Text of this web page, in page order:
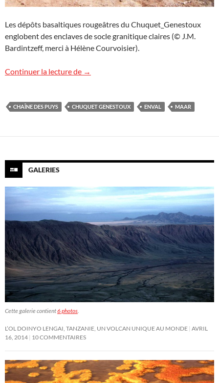
Les dépôts basaltiques rougeâtres du Chuquet_Genestoux
englobent des enclaves de socle granitique claires (© J.M.
Bardintzeff, merci à Hélène Courvoisier).
Continuer la lecture de Maar d’Enval et Chuquet Genestoux
→
CHAÎNE DES PUYS CHUQUET GENESTOUX ENVAL MAAR
GALERIES
Cette galerie contient6 photos.
L’OL DOINYO LENGAI, TANZANIE, UN VOLCAN UNIQUE AU MONDE AVRIL
16, 2014 10 COMMENTAIRES